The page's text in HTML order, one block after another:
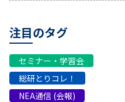
注目のタグ
セミナー・学習会
総研とりコレ！
NEA通信 (会報)